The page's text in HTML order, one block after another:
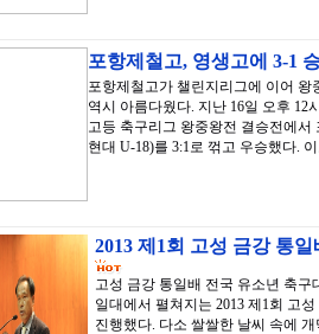
포항제철고, 영생고에 3-1
포항제철고가 챌린지리그에 이어
역시 아름다웠다. 지난 16일 오후 12
고등 축구리그 왕중왕전 결승전에
현대 U-18)를 3:1로 꺾고 우승했다.
2013 제1회 고성 금강 통
고성 금강 통일배 전국 유소년 축
일대에서 펼쳐지는 2013 제1회 고
진행했다. 다소 쌀쌀한 날씨 속에